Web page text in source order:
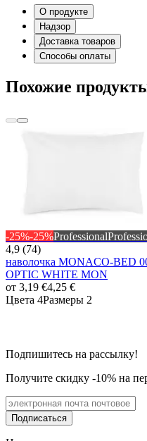
О продукте
Надзор
Доставка товаров
Способы оплаты
Похожие
-25%-25%Professional
4,9 (74)
наволочка MONACO-BED
OPTIC WHITE MON
от 3,19 €4,25 €
Цвета 4Размеры 2
Подпишитесь на рассылку!
Получите скидку -10% на
Подписаться